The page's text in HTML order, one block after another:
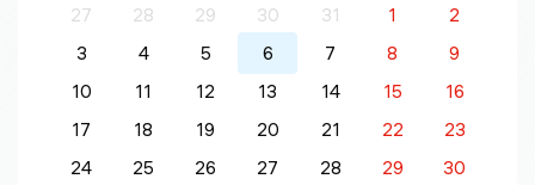
27
28 29 30 31 1
2
3
4 5 6 7 8
9
10
11 12 13 14 15
16
17
18 19 20 21 22
23
24
25 26 27 28 29
30